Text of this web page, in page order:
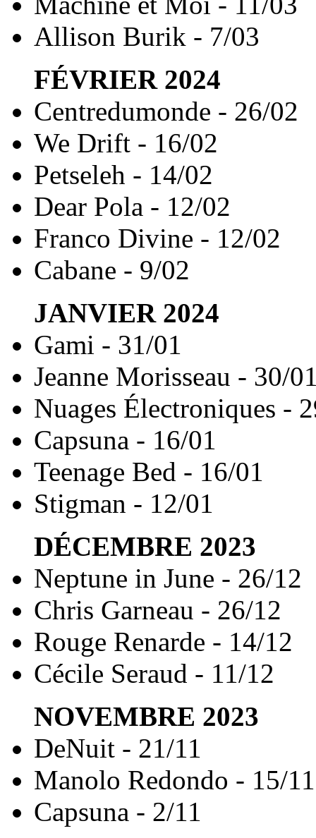
Allison Burik - 7/03
FÉVRIER2024
Centredumonde - 26/02
We Drift - 16/02
Petseleh - 14/02
Dear Pola - 12/02
Franco Divine - 12/02
Cabane - 9/02
JANVIER2024
Gami - 31/01
Jeanne Morisseau - 30/
Nuages Électroniques -
Capsuna - 16/01
Teenage Bed - 16/01
Stigman - 12/01
DÉCEMBRE 2023
Neptune in June - 26/12
Chris Garneau - 26/12
Rouge Renarde - 14/12
Cécile Seraud - 11/12
NOVEMBRE 2023
DeNuit - 21/11
Manolo Redondo - 15/11
Capsuna - 2/11